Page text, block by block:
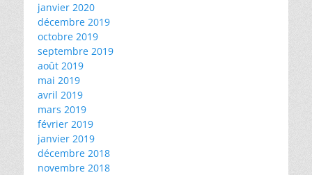
janvier 2020
décembre 2019
octobre 2019
septembre 2019
août 2019
mai 2019
avril 2019
mars 2019
février 2019
janvier 2019
décembre 2018
novembre 2018